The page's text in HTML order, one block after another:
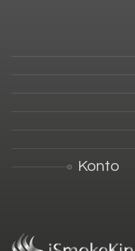
Konto